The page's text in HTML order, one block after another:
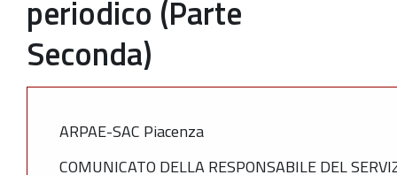
periodico (Parte
Seconda)
ARPAE-SAC Piacenza
COMUNICATO DELLA RESPONSABILE DEL